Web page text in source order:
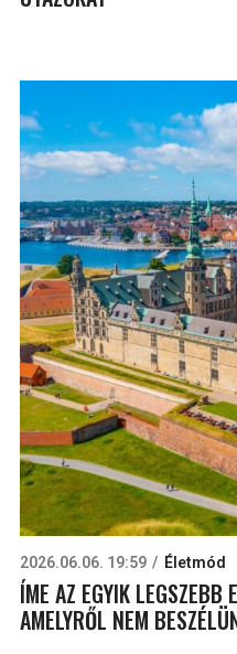
2026.06.06. 19:59 Életmód
ÍME AZ EGYIK LEGSZEBB
AMELYRŐL NEM